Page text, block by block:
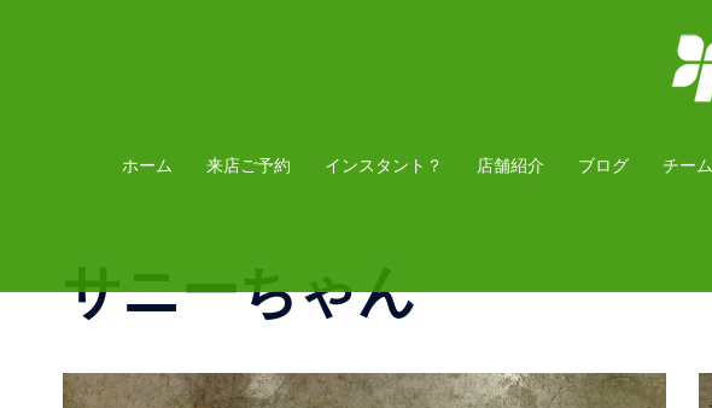
ホーム 来店ご予約 インスタント？ 店舗紹介 ブログ チーム
サニーちゃん